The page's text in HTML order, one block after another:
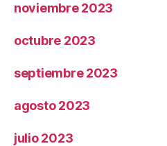
noviembre 2023
octubre 2023
septiembre 2023
agosto 2023
julio 2023